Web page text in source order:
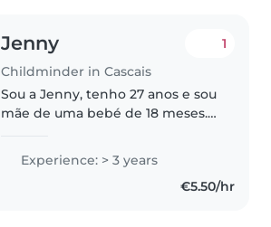
Jenny
Childminder in Cascais
1
Sou a Jenny, tenho 27 anos e sou
mãe de uma bebé de 18 meses.
na minha casa, num ambiente
familiar, seguro e acolhedor, com
Experience: > 3 years
€5.50/hr